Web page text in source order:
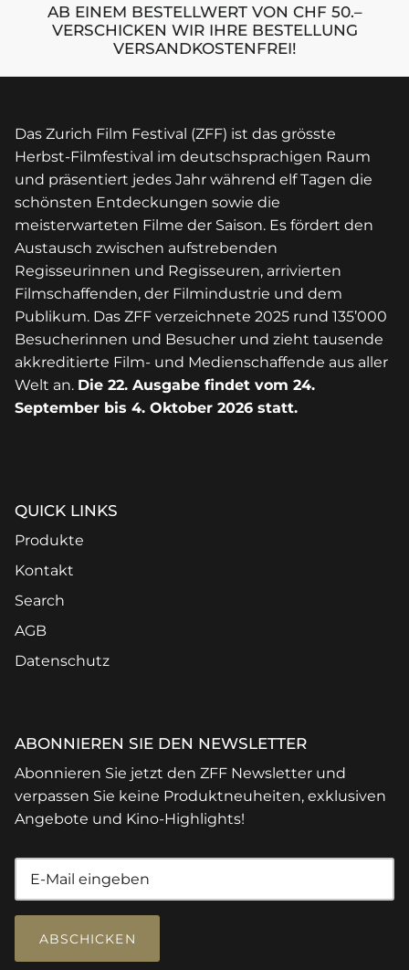
AB EINEM BESTELLWERT VON CHF 50.–
VERSCHICKEN WIR IHRE BESTELLUNG
VERSANDKOSTENFREI!
Das Zurich Film Festival (ZFF) ist das grösste
Herbst-Filmfestival im deutschsprachigen Raum
und präsentiert jedes Jahr während elf Tagen die
schönsten Entdeckungen sowie die
meisterwarteten Filme der Saison. Es fördert den
Austausch zwischen aufstrebenden
Regisseurinnen und Regisseuren, arrivierten
Filmschaffenden, der Filmindustrie und dem
Publikum. Das ZFF verzeichnete 2025 rund 135’000
Besucherinnen und Besucher und zieht tausende
akkreditierte Film- und Medienschaffende aus aller
Welt an. Die 22. Ausgabe findet vom 24.
September bis 4. Oktober 2026 statt.
QUICK LINKS
Produkte
Kontakt
Search
AGB
Datenschutz
ABONNIEREN SIE DEN NEWSLETTER
Abonnieren Sie jetzt den ZFF Newsletter und
verpassen Sie keine Produktneuheiten, exklusiven
Angebote und Kino-Highlights!
ABSCHICKEN